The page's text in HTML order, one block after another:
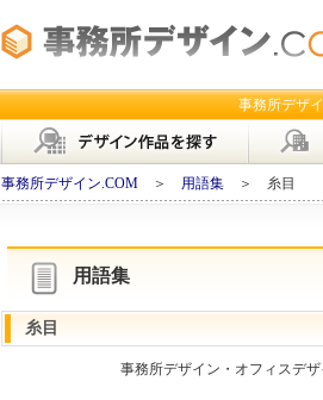
事務所デザ
事務所デザイン.COM ＞ 用語集 ＞ 糸目
用語集
糸目
事務所デザイン・オフィスデ